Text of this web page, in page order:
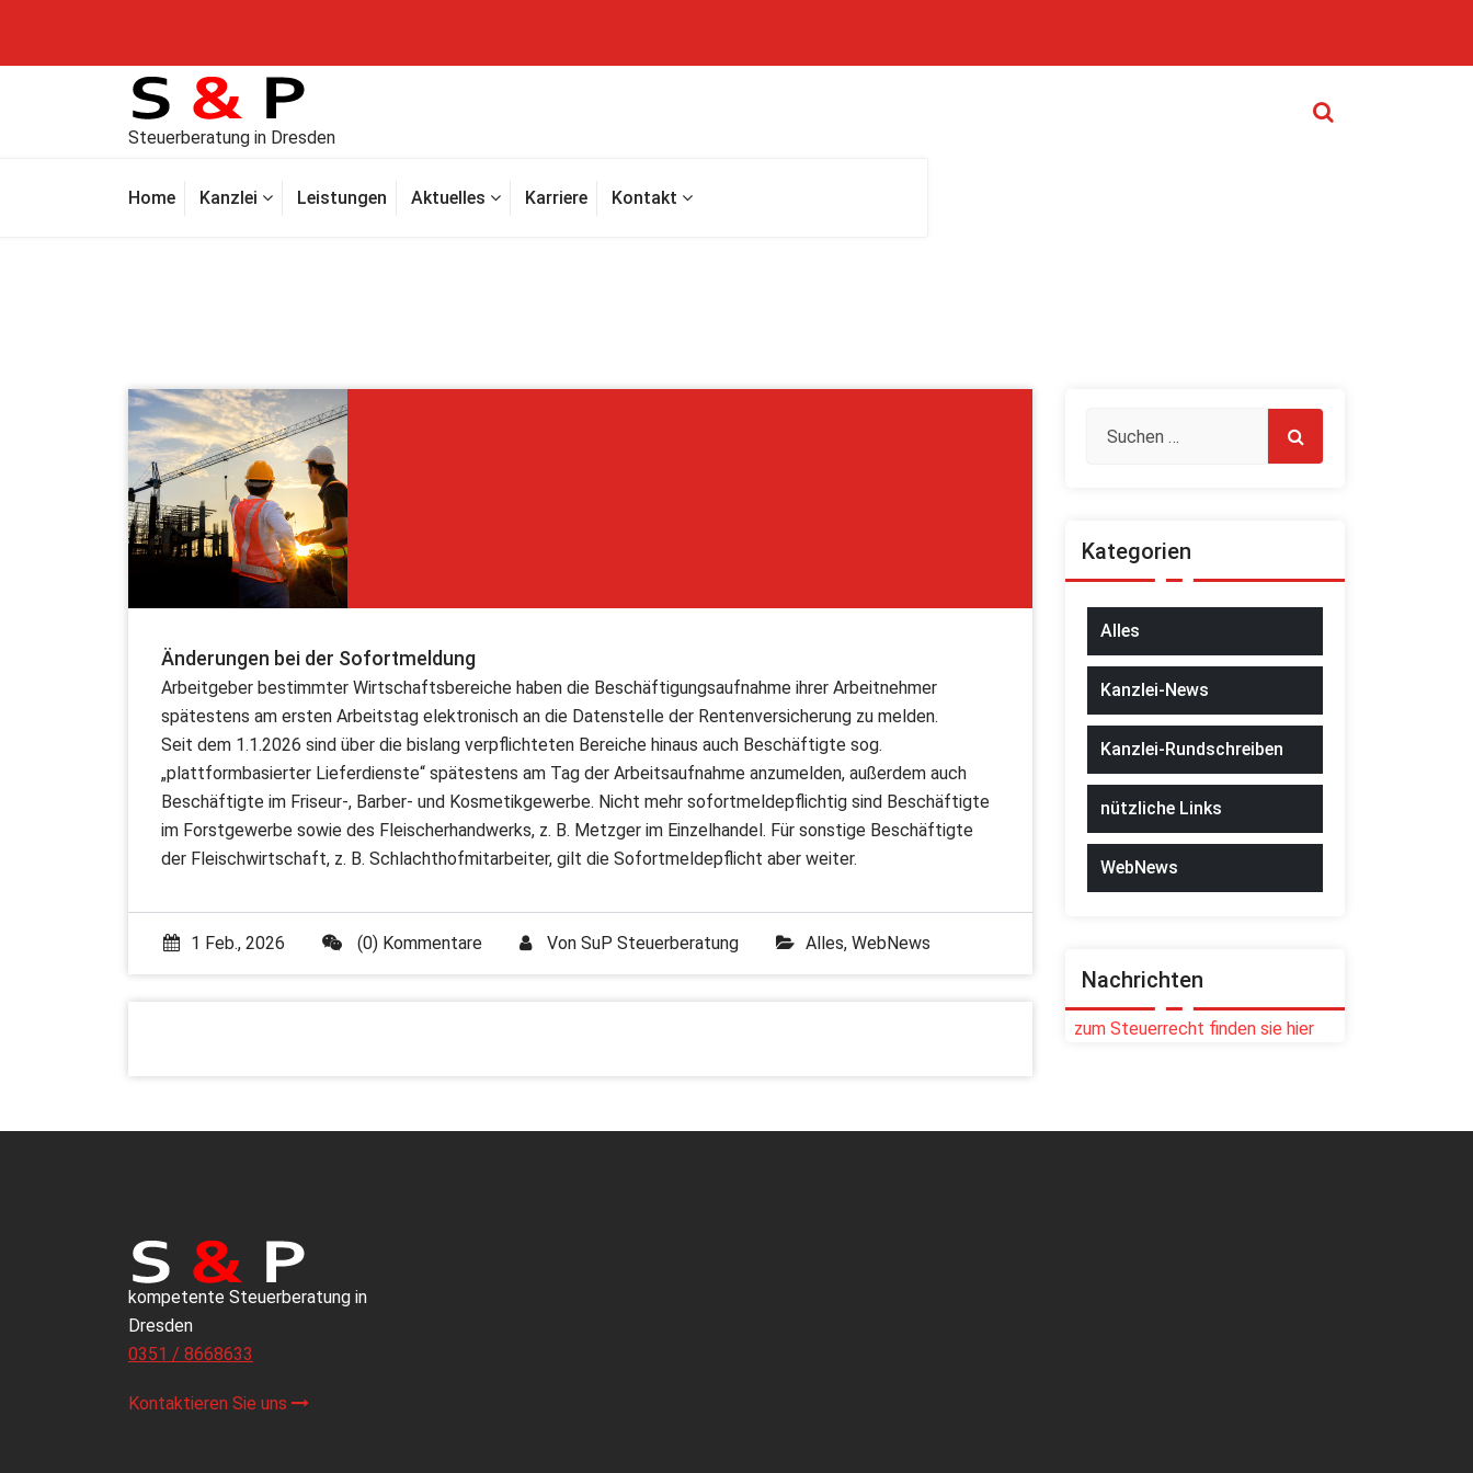
Steuerberatung in Dresden
Home Kanzlei Leistungen Aktuelles Karriere Kontakt
Änderungen bei der Sofortmeldung
Arbeitgeber bestimmter Wirtschaftsbereiche haben die Beschäftigungsaufnahme ihrer Arbeitnehmer
spätestens am ersten Arbeitstag elektronisch an die Datenstelle der Rentenversicherung zu melden.
Seit dem 1.1.2026 sind über die bislang verpflichteten Bereiche hinaus auch Beschäftigte sog.
„plattformbasierter Lieferdienste“ spätestens am Tag der Arbeitsaufnahme anzumelden, außerdem auch
Beschäftigte im Friseur-, Barber- und Kosmetikgewerbe. Nicht mehr sofortmeldepflichtig sind Beschäftigte
im Forstgewerbe sowie des Fleischerhandwerks, z. B. Metzger im Einzelhandel. Für sonstige Beschäftigte
der Fleischwirtschaft, z. B. Schlachthofmitarbeiter, gilt die Sofortmeldepflicht aber weiter.
1 Feb., 2026 (0) Kommentare Von SuP Steuerberatung Alles, WebNews
Kategorien
Alles
Kanzlei-News
Kanzlei-Rundschreiben
nützliche Links
WebNews
Nachrichten
zum Steuerrecht finden sie hier
kompetente Steuerberatung in
Dresden
0351 / 8668633
Kontaktieren Sie uns